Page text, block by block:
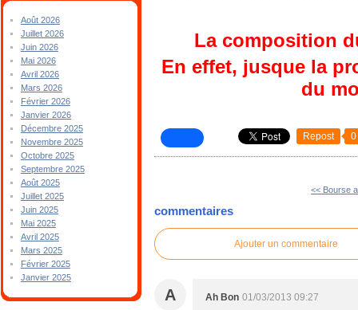
Août 2026
Juillet 2026
Juin 2026
Mai 2026
Avril 2026
Mars 2026
Février 2026
Janvier 2026
Décembre 2025
Novembre 2025
Octobre 2025
Septembre 2025
Août 2025
Juillet 2025
Juin 2025
Mai 2025
Avril 2025
Mars 2025
Février 2025
Janvier 2025
La composition
En effet, jusque la
du
Repost 0
<< Bourse
commentaires
Ajouter un commentaire
A Ah Bon 01/03/2013 09:27